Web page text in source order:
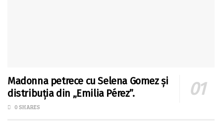
Madonna petrece cu Selena Gomez și
distribuția din „Emilia Pérez”.
0 SHARES